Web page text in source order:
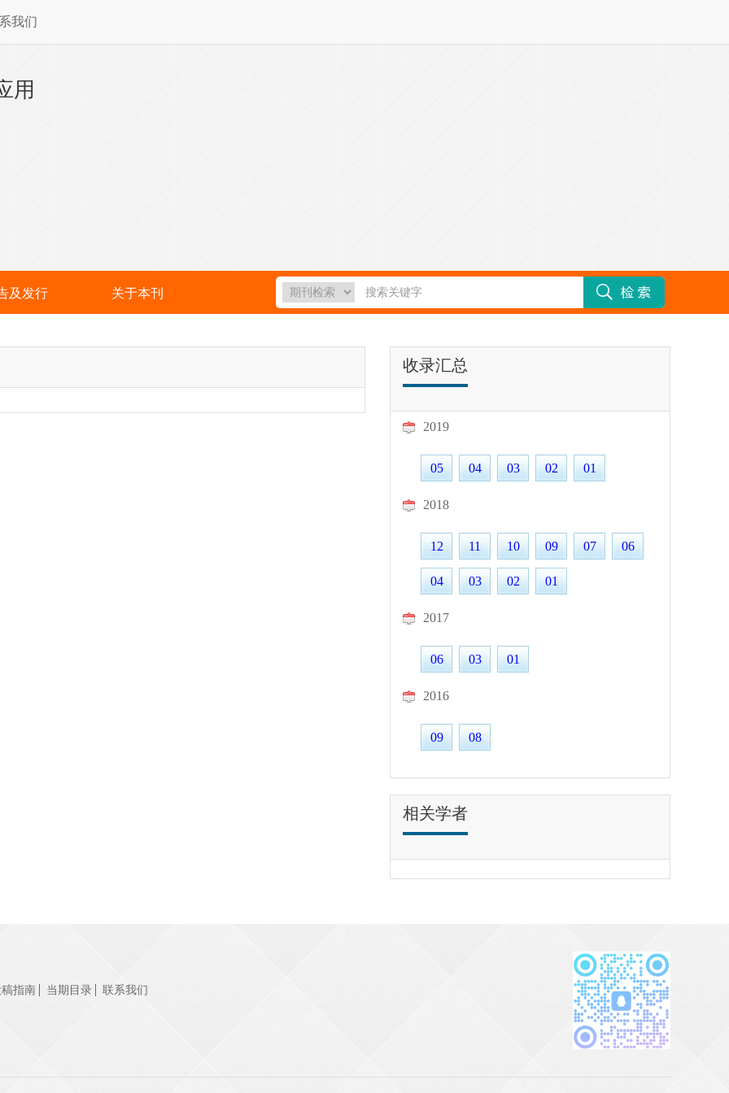
我们
用
及发行 关于本刊
收录汇总
2019
05 04 03 02 01
2018
12 11 10 09 07 06
04 03 02 01
2017
06 03 01
2016
09 08
相关学者
指南 当期目录 联系我们